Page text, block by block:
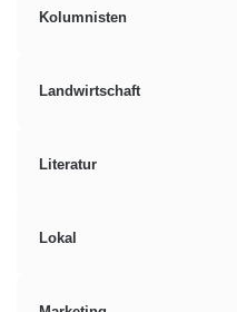
Kolumnisten
Landwirtschaft
Literatur
Lokal